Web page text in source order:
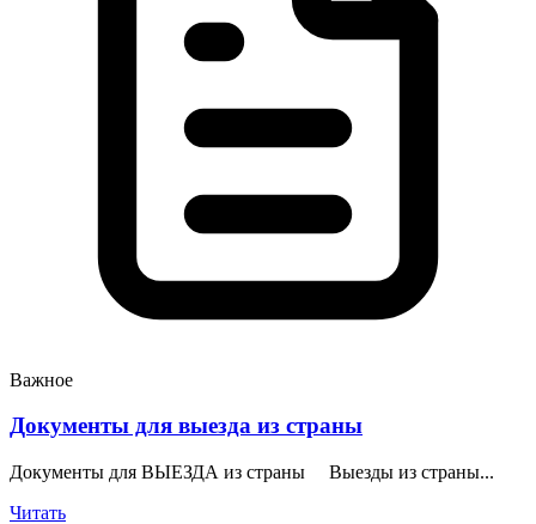
Важное
Документы для выезда из страны
Документы для ВЫЕЗДА из страны Выезды из страны...
Читать